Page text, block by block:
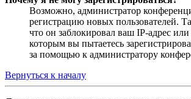
Возможно, администратор
регистрацию новых пользователей.
что он заблокировал ваш IP-адрес
которым вы пытаетесь
за помощью к администратору
Вернуться к началу